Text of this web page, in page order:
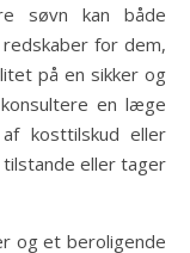
søvn kan både
for dem,
på en sikker og
en læge
kosttilskud eller
eller tager
og et beroligende